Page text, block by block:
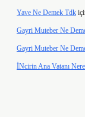
Yave Ne Demek Tdk
Gayri Muteber Ne
Gayri Muteber Ne
İNcirin Ana Vatanı